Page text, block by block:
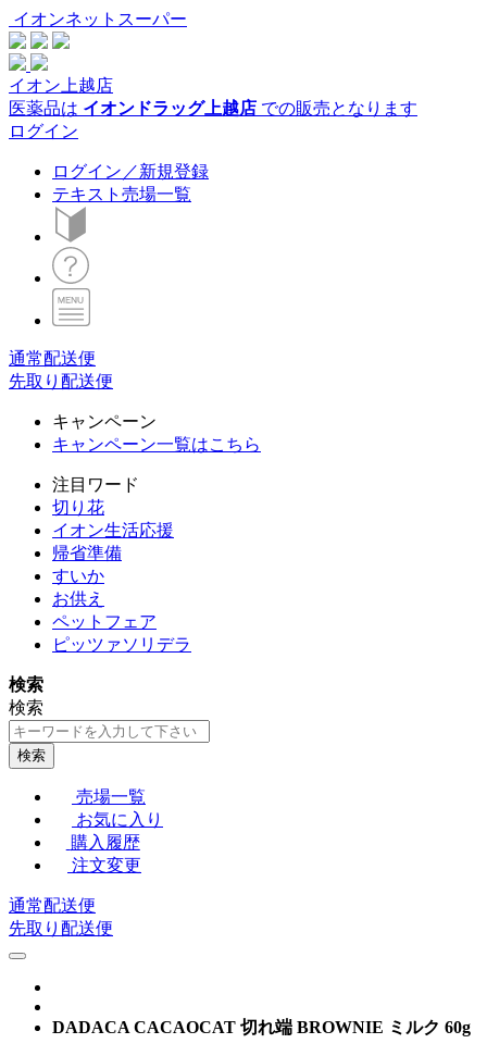
イオンネットスーパー
イオン上越店
医薬品は イオンドラッグ上越店 での販売となります
ログイン
ログイン／新規登録
テキスト売場一覧
通常配送便
先取り配送便
キャンペーン
キャンペーン一覧はこちら
注目ワード
切り花
イオン生活応援
帰省準備
すいか
お供え
ペットフェア
ピッツァソリデラ
検索
検索
検索
売場一覧
お気に入り
購入履歴
注文変更
通常配送便
先取り配送便
DADACA CACAOCAT 切れ端 BROWNIE ミルク 60g